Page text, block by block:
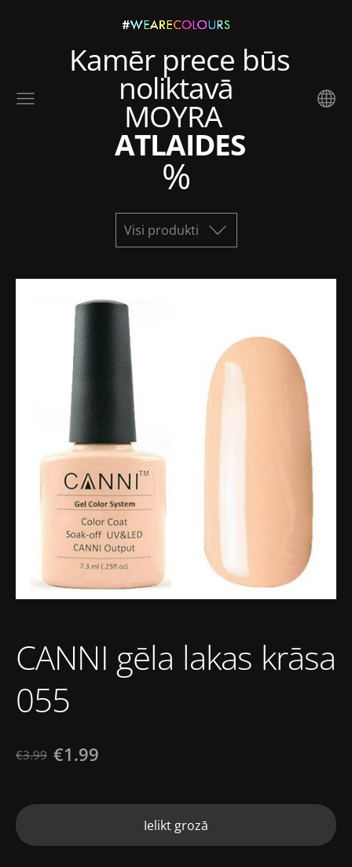
Kamēr prece būs
noliktavā
MOYRA
ATLAIDES
%
Visi produkti
CANNI gēla lakas krāsa
055
€3.99 €1.99
Ielikt grozā